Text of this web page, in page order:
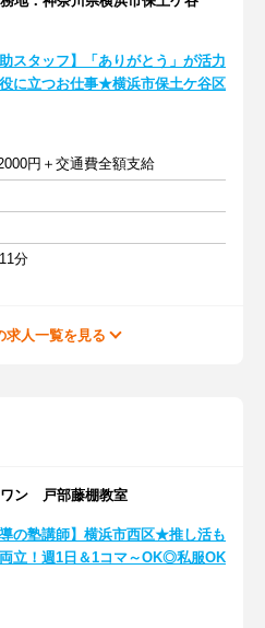
助スタッフ】「ありがとう」が活力
に立つお仕事★横浜市保土ケ谷区
円＋交通費全額支給
分
求人一覧を見る
ン 戸部藤棚教室
導の塾講師】横浜市西区★推し活も
立！週1日＆1コマ～OK◎私服OK